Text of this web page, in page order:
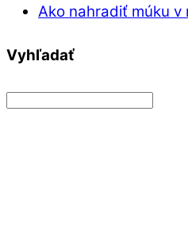
Ako nahradiť múku v
Vyhľadať